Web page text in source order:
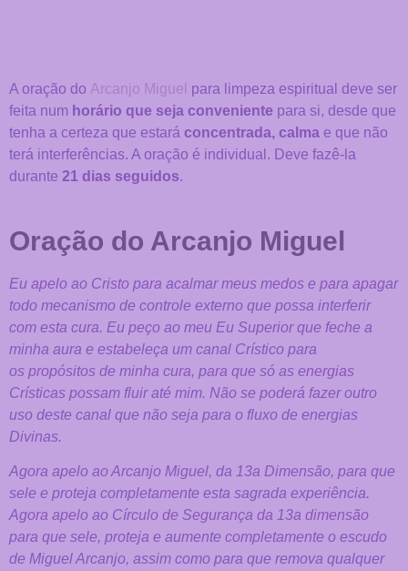
A oração do Arcanjo Miguel para limpeza espiritual deve ser
feita num horário que seja conveniente para si, desde que
tenha a certeza que estará concentrada, calma e que não
terá interferências. A oração é individual. Deve fazê-la
durante 21 dias seguidos.
Oração do Arcanjo Miguel
Eu apelo ao Cristo para acalmar meus medos e para apagar
todo mecanismo de controle externo que possa interferir
com esta cura. Eu peço ao meu Eu Superior que feche a
minha aura e estabeleça um canal Crístico para
os propósitos de minha cura, para que só as energias
Crísticas possam fluir até mim. Não se poderá fazer outro
uso deste canal que não seja para o fluxo de energias
Divinas.
Agora apelo ao Arcanjo Miguel, da 13a Dimensão, para que
sele e proteja completamente esta sagrada experiência.
Agora apelo ao Círculo de Segurança da 13a dimensão
para que sele, proteja e aumente completamente o escudo
de Miguel Arcanjo, assim como para que remova qualquer